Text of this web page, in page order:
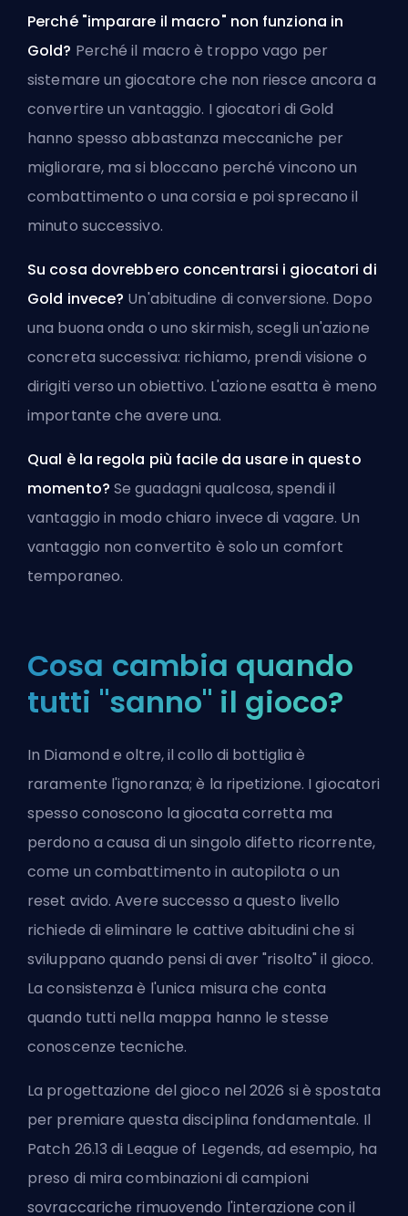
Perché "imparare il macro" non funziona in
Gold? Perché il macro è troppo vago per
sistemare un giocatore che non riesce ancora a
convertire un vantaggio. I giocatori di Gold
hanno spesso abbastanza meccaniche per
migliorare, ma si bloccano perché vincono un
combattimento o una corsia e poi sprecano il
minuto successivo.
Su cosa dovrebbero concentrarsi i giocatori di
Gold invece? Un'abitudine di conversione. Dopo
una buona onda o uno skirmish, scegli un'azione
concreta successiva: richiamo, prendi visione o
dirigiti verso un obiettivo. L'azione esatta è meno
importante che avere una.
Qual è la regola più facile da usare in questo
momento? Se guadagni qualcosa, spendi il
vantaggio in modo chiaro invece di vagare. Un
vantaggio non convertito è solo un comfort
temporaneo.
Cosa cambia quando
tutti "sanno" il gioco?
In Diamond e oltre, il collo di bottiglia è
raramente l'ignoranza; è la ripetizione. I giocatori
spesso conoscono la giocata corretta ma
perdono a causa di un singolo difetto ricorrente,
come un combattimento in autopilota o un
reset avido. Avere successo a questo livello
richiede di eliminare le cattive abitudini che si
sviluppano quando pensi di aver "risolto" il gioco.
La consistenza è l'unica misura che conta
quando tutti nella mappa hanno le stesse
conoscenze tecniche.
La progettazione del gioco nel 2026 si è spostata
per premiare questa disciplina fondamentale. Il
Patch 26.13 di League of Legends, ad esempio, ha
preso di mira combinazioni di campioni
sovraccariche rimuovendo l'interazione con il